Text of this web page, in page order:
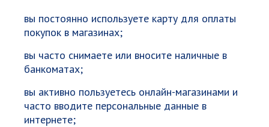
вы постоянно используете карту для оплаты
покупок в магазинах;
вы часто снимаете или вносите наличные в
банкоматах;
вы активно пользуетесь онлайн-магазинами и
часто вводите персональные данные в
интернете;